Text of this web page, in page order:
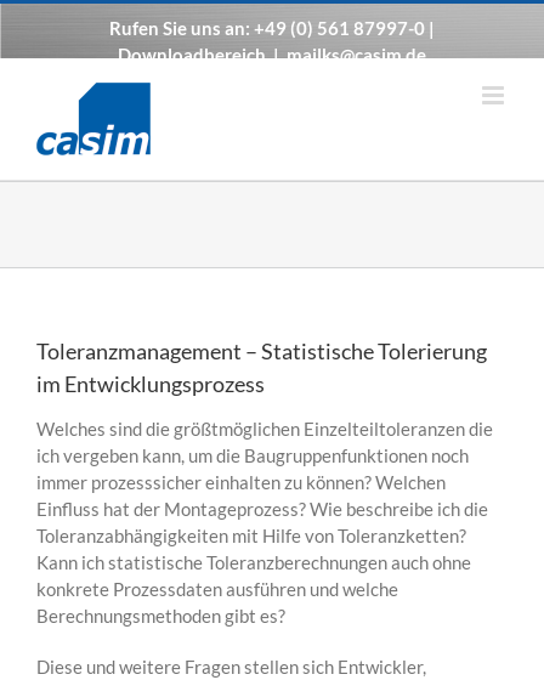
springen
Rufen Sie uns an: +49 (0) 561 87997-0 |
Downloadbereich | mailks@casim.de
Toleranzmanagement – Statistische Tolerierung
im Entwicklungsprozess
Welches sind die größtmöglichen Einzelteiltoleranzen die
ich vergeben kann, um die Baugruppenfunktionen noch
immer prozesssicher einhalten zu können? Welchen
Einfluss hat der Montageprozess? Wie beschreibe ich die
Toleranzabhängigkeiten mit Hilfe von Toleranzketten?
Kann ich statistische Toleranzberechnungen auch ohne
konkrete Prozessdaten ausführen und welche
Berechnungsmethoden gibt es?
Diese und weitere Fragen stellen sich Entwickler,